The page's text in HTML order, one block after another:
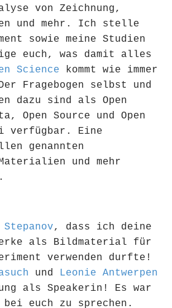
von Zeichnung,
und mehr. Ich stelle
sowie meine Studien
euch, was damit alles
Science kommt wie immer
Fragebogen selbst und
dazu sind als Open
Open Source und Open
verfügbar. Eine
genannten
und mehr
.
Stepanov, dass ich deine
als Bildmaterial für
verwenden durfte!
und Leonie Antwerpen
als Speakerin! Es war
euch zu sprechen.